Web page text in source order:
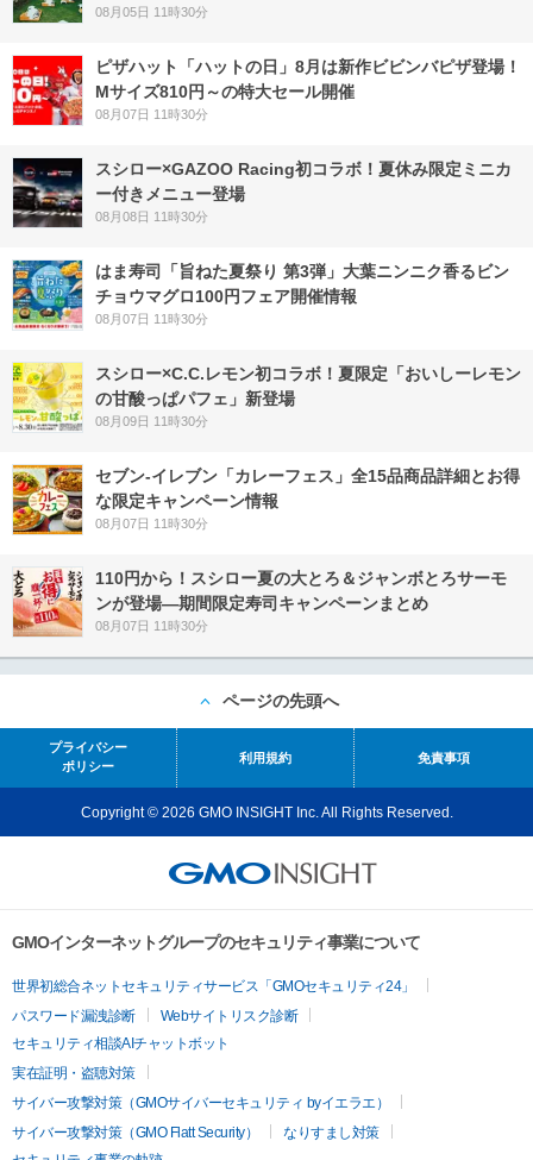
08月05日 11時30分
ピザハット「ハットの日」8月は新作ビビンバピザ登場！
Mサイズ810円～の特大セール開催
08月07日 11時30分
スシロー×GAZOO Racing初コラボ！夏休み限定ミニカ
ー付きメニュー登場
08月08日 11時30分
はま寿司「旨ねた夏祭り 第3弾」大葉ニンニク香るビン
チョウマグロ100円フェア開催情報
08月07日 11時30分
スシロー×C.C.レモン初コラボ！夏限定「おいしーレモン
の甘酸っぱパフェ」新登場
08月09日 11時30分
セブン‐イレブン「カレーフェス」全15品商品詳細とお得
な限定キャンペーン情報
08月07日 11時30分
110円から！スシロー夏の大とろ＆ジャンボとろサーモ
ンが登場―期間限定寿司キャンペーンまとめ
08月07日 11時30分
ページの先頭へ
プライバシー
ポリシー
利用規約 免責事項
Copyright © 2026 GMO INSIGHT Inc. All Rights Reserved.
GMOインターネットグループのセキュリティ事業について
世界初総合ネットセキュリティサービス「GMOセキュリティ24」
パスワード漏洩診断
Webサイトリスク診断
セキュリティ相談AIチャットボット
実在証明・盗聴対策
サイバー攻撃対策（GMOサイバーセキュリティ byイエラエ）
サイバー攻撃対策（GMO Flatt Security）
なりすまし対策